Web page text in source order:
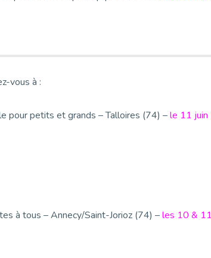
vous à :
pour petits et grands – Talloires (74) –le 11
à tous – Annecy/Saint-Jorioz (74) –les 10 &